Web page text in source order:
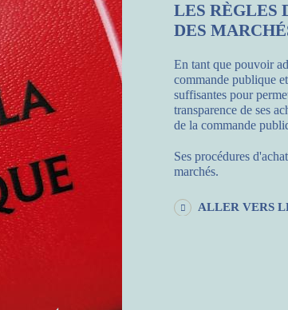
LES RÈGLES
DES
En tant que pouvoir
commande publique
suffisantes pour
transparence de ses
de la commande
Ses procédures
marchés.
ALLER VERS